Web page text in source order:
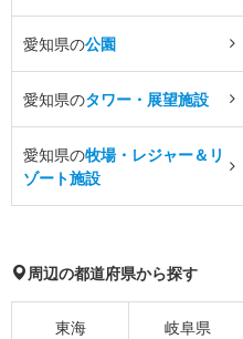
愛知県の公園
愛知県のタワー・展望施設
愛知県の牧場・レジャー＆リ
ゾート施設
周辺の都道府県から探す
東海 岐阜県